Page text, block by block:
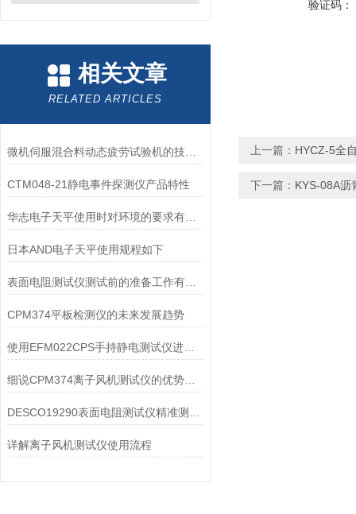
相关文章
RELATED ARTICLES
微机伺服混合料动态疲劳试验机的技术试验方法
CTM048-21静电事件探测仪产品特性
华志电子天平使用时对环境的要求有哪些？
日本AND电子天平使用规程如下
表面电阻测试仪测试前的准备工作有哪些？
CPM374平板检测仪的未来发展趋势
使用EFM022CPS手持静电测试仪进行测试的基本过程
细说CPM374离子风机测试仪的优势与局限性
详解离子风机测试仪使用流程
验证码：
上一篇： HYCZ-5全
下一篇： KYS-08A沥